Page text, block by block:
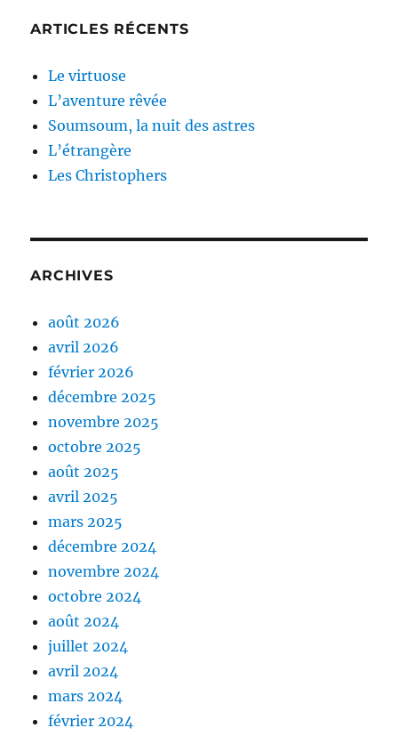
ARTICLES RÉCENTS
Le virtuose
L’aventure rêvée
Soumsoum, la nuit des astres
L’étrangère
Les Christophers
ARCHIVES
août 2026
avril 2026
février 2026
décembre 2025
novembre 2025
octobre 2025
août 2025
avril 2025
mars 2025
décembre 2024
novembre 2024
octobre 2024
août 2024
juillet 2024
avril 2024
mars 2024
février 2024